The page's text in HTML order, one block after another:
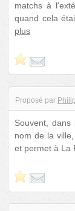
matchs à
quand cela
plus
Proposé par
Souvent, dans
nom de la
et permet à La